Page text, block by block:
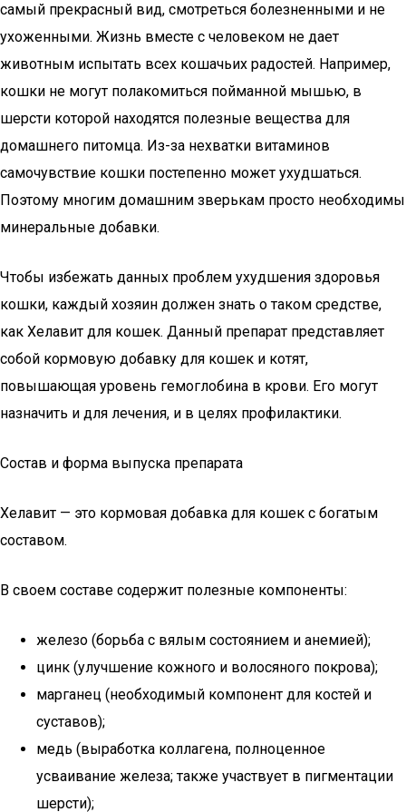
самый прекрасный вид, смотреться болезненными и не
ухоженными. Жизнь вместе с человеком не дает
животным испытать всех кошачьих радостей. Например,
кошки не могут полакомиться пойманной мышью, в
шерсти которой находятся полезные вещества для
домашнего питомца. Из-за нехватки витаминов
самочувствие кошки постепенно может ухудшаться.
Поэтому многим домашним зверькам просто необходимы
минеральные добавки.
Чтобы избежать данных проблем ухудшения здоровья
кошки, каждый хозяин должен знать о таком средстве,
как Хелавит для кошек. Данный препарат представляет
собой кормовую добавку для кошек и котят,
повышающая уровень гемоглобина в крови. Его могут
назначить и для лечения, и в целях профилактики.
Состав и форма выпуска препарата
Хелавит — это кормовая добавка для кошек с богатым
составом.
В своем составе содержит полезные компоненты:
железо (борьба с вялым состоянием и анемией);
цинк (улучшение кожного и волосяного покрова);
марганец (необходимый компонент для костей и
суставов);
медь (выработка коллагена, полноценное
усваивание железа; также участвует в пигментации
шерсти);